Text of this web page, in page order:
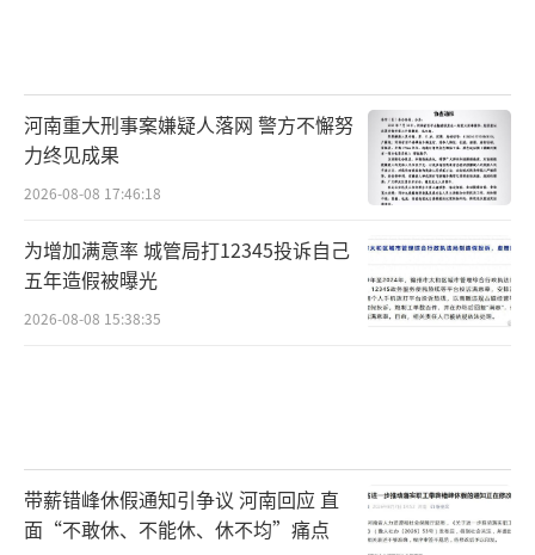
河南重大刑事案嫌疑人落网 警方不懈努
力终见成果
2026-08-08 17:46:18
为增加满意率 城管局打12345投诉自己
五年造假被曝光
2026-08-08 15:38:35
带薪错峰休假通知引争议 河南回应 直
面“不敢休、不能休、休不均”痛点